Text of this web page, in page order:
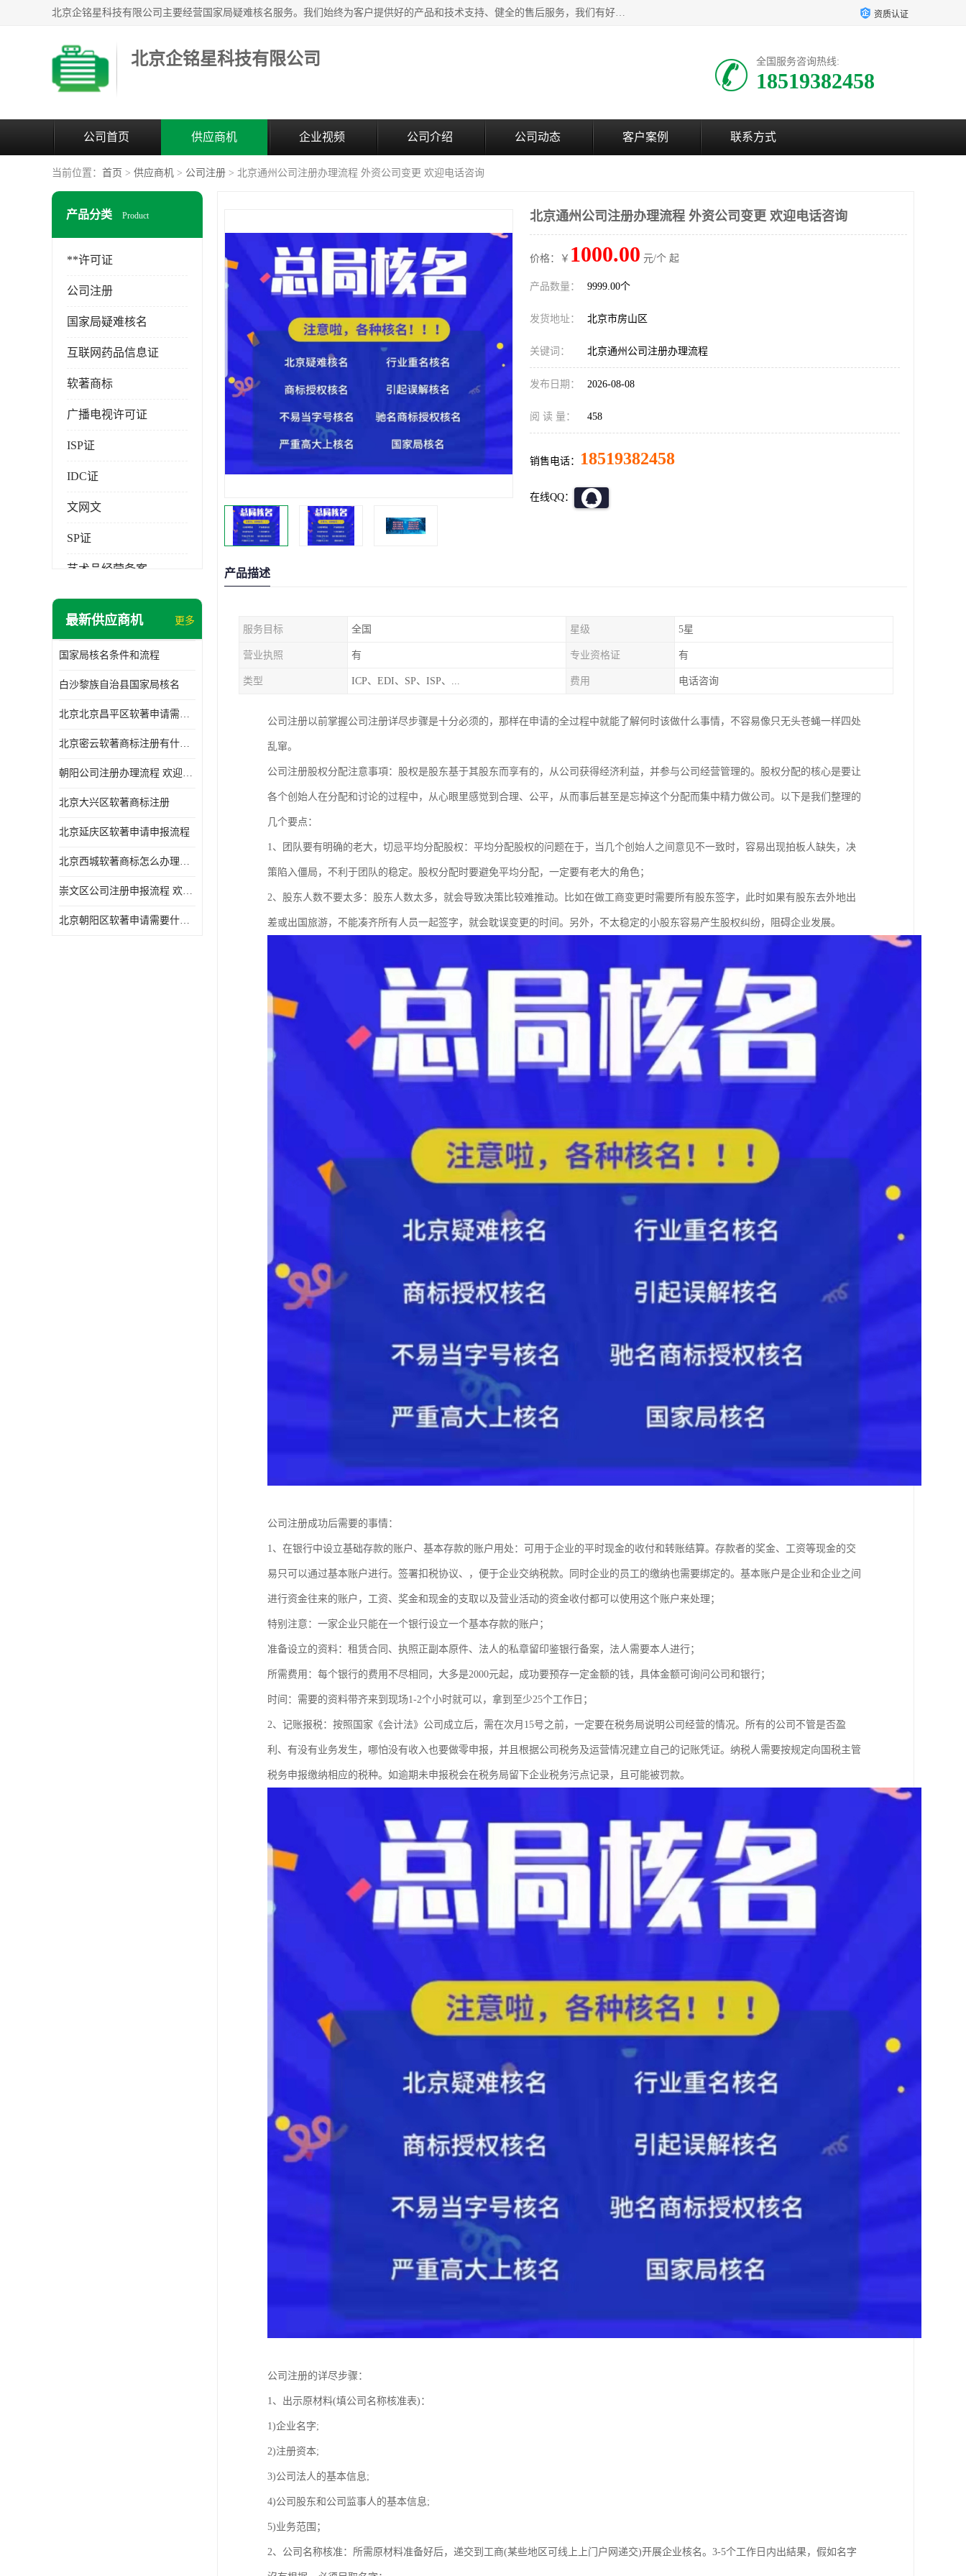
北京企铭星科技有限公司主要经营国家局疑难核名服务。我们始终为客户提供好的产品和技术支持、健全的售后服务，我们有好的产品和专业的销售和技术团队，我公司属于北京企业管理及投资咨询黄页行业，如果您对我公司的产品服务有兴趣，期待您在线留言或者来电咨询。 资质认证
北京企铭星科技有限公司 全国服务咨询热线:
18519382458
公司首页 供应商机 企业视频 公司介绍 公司动态 客户案例 联系方式
当前位置： 首页 > 供应商机 > 公司注册 > 北京通州公司注册办理流程 外资公司变更 欢迎电话咨询
产品分类 Product
**许可证
公司注册
国家局疑难核名
互联网药品信息证
软著商标
广播电视许可证
ISP证
IDC证
文网文
SP证
艺术品经营备案
最新供应商机 更多
国家局核名条件和流程
白沙黎族自治县国家局核名
北京北京昌平区软著申请需要什么条件 软件著作权 欢迎电话咨询
北京密云软著商标注册有什么要求 软件著作权 欢迎电话咨询
朝阳公司注册办理流程 欢迎电话咨询
北京大兴区软著商标注册
北京延庆区软著申请申报流程
北京西城软著商标怎么办理流程 欢迎电话咨询
崇文区公司注册申报流程 欢迎电话咨询
北京朝阳区软著申请需要什么条件 欢迎电话咨询
北京通州公司注册办理流程 外资公司变更 欢迎电话咨询
价格：￥ 1000.00 元/个 起
产品数量： 9999.00个
发货地址： 北京市房山区
关键词： 北京通州公司注册办理流程
发布日期： 2026-08-08
阅 读 量： 458
销售电话： 18519382458
在线QQ：
产品描述
服务目标 全国 星级 5星
营业执照 有 专业资格证 有
类型 ICP、EDI、SP、ISP、... 费用 电话咨询
公司注册以前掌握公司注册详尽步骤是十分必须的，那样在申请的全过程中就能了解何时该做什么事情，不容易像只无头苍蝇一样四处
乱窜。
公司注册股权分配注意事項：股权是股东基于其股东而享有的，从公司获得经济利益，并参与公司经营管理的。股权分配的核心是要让
各个创始人在分配和讨论的过程中，从心眼里感觉到合理、公平，从而事后甚至是忘掉这个分配而集中精力做公司。以下是我们整理的
几个要点：
1、团队要有明确的老大，切忌平均分配股权：平均分配股权的问题在于，当几个创始人之间意见不一致时，容易出现拍板人缺失，决
策陷入僵局，不利于团队的稳定。股权分配时要避免平均分配，一定要有老大的角色；
2、股东人数不要太多：股东人数太多，就会导致决策比较难推动。比如在做工商变更时需要所有股东签字，此时如果有股东去外地出
差或出国旅游，不能凑齐所有人员一起签字，就会耽误变更的时间。另外，不太稳定的小股东容易产生股权纠纷，阻碍企业发展。
公司注册成功后需要的事情：
1、在银行中设立基础存款的账户、基本存款的账户用处：可用于企业的平时现金的收付和转账结算。存款者的奖金、工资等现金的交
易只可以通过基本账户进行。签署扣税协议、，便于企业交纳税款。同时企业的员工的缴纳也需要绑定的。基本账户是企业和企业之间
进行资金往来的账户，工资、奖金和现金的支取以及营业活动的资金收付都可以使用这个账户来处理；
特别注意：一家企业只能在一个银行设立一个基本存款的账户；
准备设立的资料：租赁合同、执照正副本原件、法人的私章留印鉴银行备案，法人需要本人进行；
所需费用：每个银行的费用不尽相同，大多是2000元起，成功要预存一定金额的钱，具体金额可询问公司和银行；
时间：需要的资料带齐来到现场1-2个小时就可以，拿到至少25个工作日；
2、记账报税：按照国家《会计法》公司成立后，需在次月15号之前，一定要在税务局说明公司经营的情况。所有的公司不管是否盈
利、有没有业务发生，哪怕没有收入也要做零申报，并且根据公司税务及运营情况建立自己的记账凭证。纳税人需要按规定向国税主管
税务申报缴纳相应的税种。如逾期未申报税会在税务局留下企业税务污点记录，且可能被罚款。
公司注册的详尽步骤：
1、出示原材料(填公司名称核准表)：
1)企业名字;
2)注册资本;
3)公司法人的基本信息;
4)公司股东和公司监事人的基本信息;
5)业务范围；
2、公司名称核准：所需原材料准备好后，递交到工商(某些地区可线上上门户网递交)开展企业核名。3-5个工作日内出結果，假如名字